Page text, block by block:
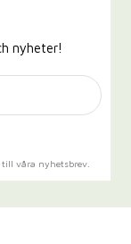
nyheter!
våra nyhetsbrev.